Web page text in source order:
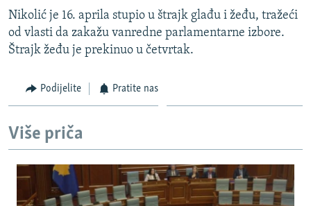
GENOCID U SREBRENICI
POPLAVE I KLIZIŠTA U BIH 2024.
POST SCRIPTUM
TRI DECENIJE OD RATA U BIH
SVE KARTE DEJTONA
NASTANAK I RASPAD JUGOSLAVIJE
PRATITE NAS
Nikolić je 16. aprila stupio u štrajk glađu i žeđu, tražeći
od vlasti da zakažu vanredne parlamentarne izbore.
Štrajk žeđu je prekinuo u četvrtak.
Podijelite Pratite nas
Više priča